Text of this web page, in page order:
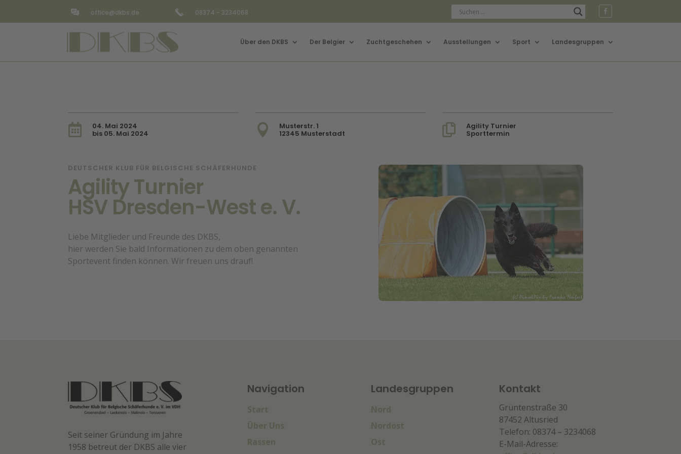
office@dkbs.de 08374 - 3234068
Über den DKBS Der Belgier Zuchtgeschehen Ausstellungen Sport Landesgruppen
 04. Mai 2024
bis 05. Mai 2024  Musterstr. 1
12345 Musterstadt  Agility Turnier
Sporttermin
DEUTSCHER KLUB FÜR BELGISCHE SCHÄFERHUNDE
Agility Turnier
HSV Dresden-West e. V.
Liebe Mitglieder und Freunde des DKBS,
hier werden Sie bald Informationen zu dem oben genannten
Sportevent finden können. Wir freuen uns drauf!
Seit seiner Gründung im Jahre
1958 betreut der DKBS alle vier
Navigation
Start
Über Uns
Rassen
Landesgruppen
Nord
Nordost
Ost
Kontakt
Grüntenstraße 30
87452 Altusried
Telefon: 08374 – 3234068
E-Mail-Adresse: